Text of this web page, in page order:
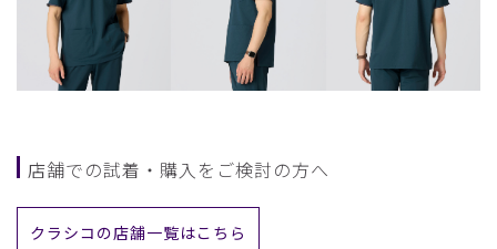
店舗での試着・購入をご検討の方へ
クラシコの店舗一覧はこちら